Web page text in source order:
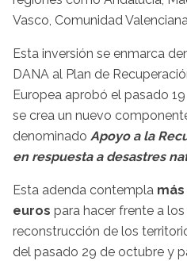
Vasco, Comunidad
Esta inversión se enmarca
DANA al Plan de
Europea aprobó el pasado
se crea un nuevo
denominado Apoyo a la
en respuesta a desastres
Esta adenda contempla
euros para hacer frente a
reconstrucción de los
del pasado 29 de octubre y